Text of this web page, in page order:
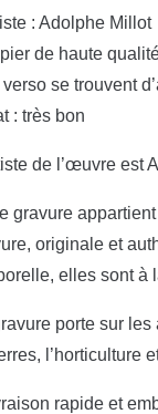
: Adolphe Millot
de haute
verso se trouvent
: très bon
de l’œuvre est
gravure
originale et
elles sont à
porte sur
l’horticulture
rapide et